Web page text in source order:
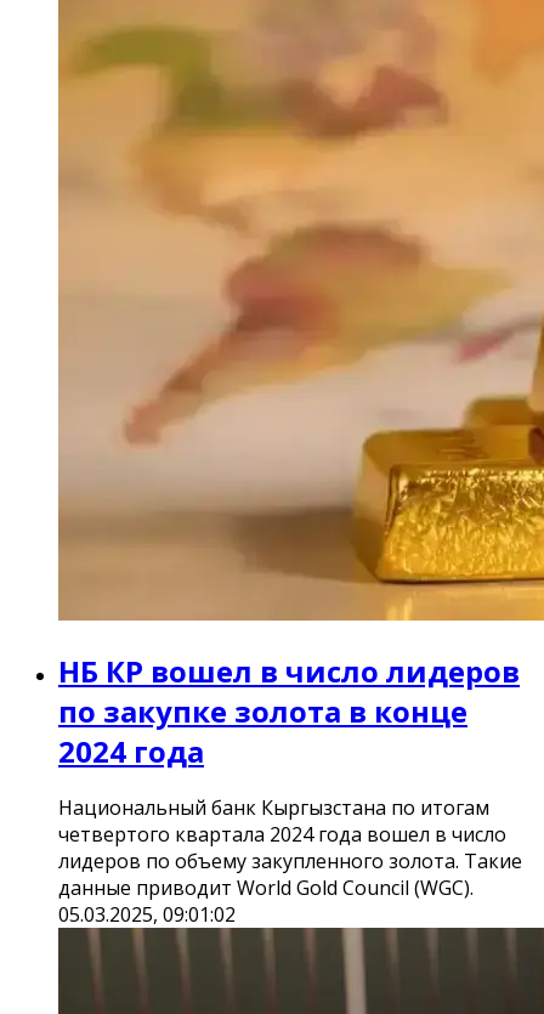
НБ КР вошел в число лидеров
по закупке золота в конце
2024 года
Национальный банк Кыргызстана по итогам
четвертого квартала 2024 года вошел в число
лидеров по объему закупленного золота. Такие
данные приводит World Gold Council (WGC).
05.03.2025, 09:01:02